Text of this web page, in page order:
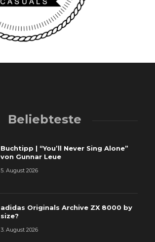
Beliebteste
Buchtipp | “You’ll Never Sing Alone”
von Gunnar Leue
5. August 2026
adidas Originals Archive ZX 8000 by
size?
3. August 2026